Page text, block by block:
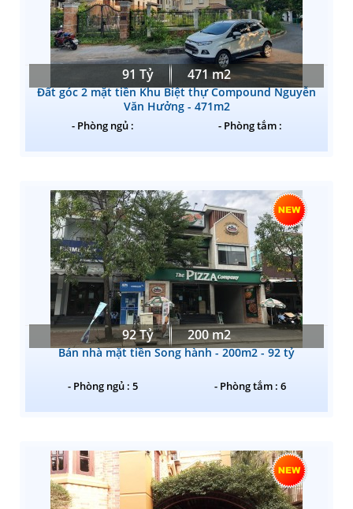
91 Tỷ 471 m2
Đất góc 2 mặt tiền Khu Biệt thự Compound Nguyễn
Văn Hưởng - 471m2
- Phòng ngủ : - Phòng tắm :
92 Tỷ 200 m2
Bán nhà mặt tiền Song hành - 200m2 - 92 tỷ
- Phòng ngủ : 5 - Phòng tắm : 6